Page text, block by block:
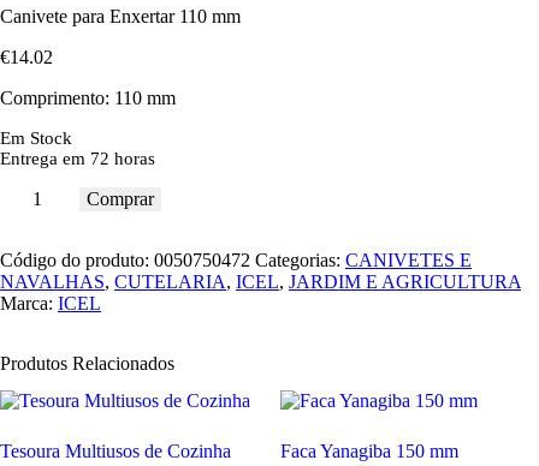
Canivete para Enxertar 110 mm
€14.02
Comprimento: 110 mm
Em Stock
Entrega em 72 horas
Comprar
Código do produto: 0050750472 Categorias: CANIVETES E
NAVALHAS, CUTELARIA, ICEL, JARDIM E AGRICULTURA
Marca: ICEL
Produtos Relacionados
Tesoura Multiusos de Cozinha Faca Yanagiba 150 mm